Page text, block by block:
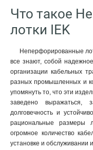
Что такое
лотки IEK
Неперфорированные
все знают, собой
организации кабельных
разных промышленных и
упомянуть то, что эти
заведено выражаться,
долговечность и
рациональные размеры
огромное количество
установке и обслуживании